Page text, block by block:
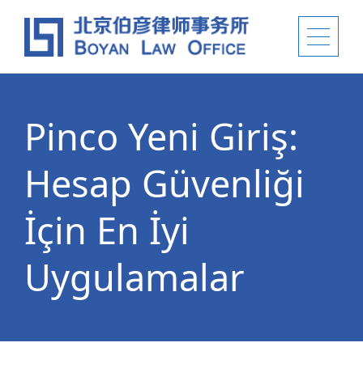
Pinco Yeni Giriş:
Hesap Güvenliği
İçin En İyi
Uygulamalar